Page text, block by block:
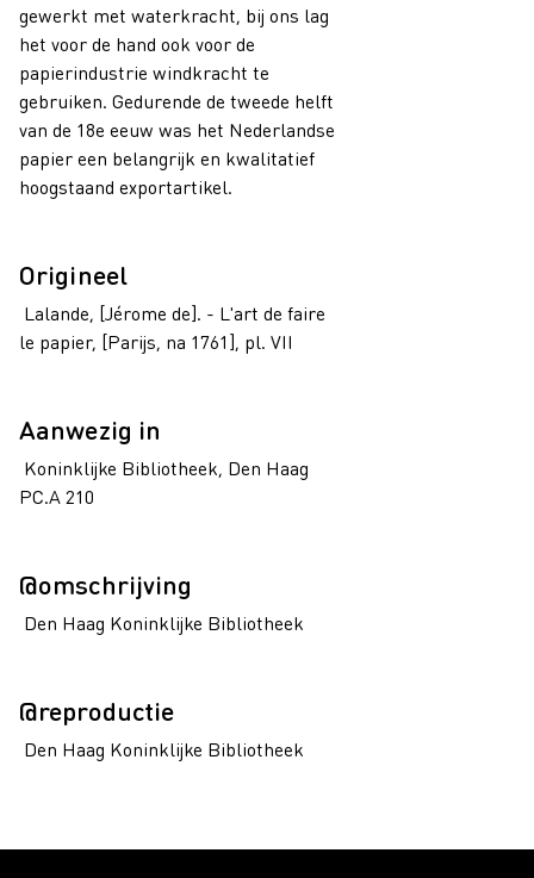
gewerkt met waterkracht, bij ons lag
het voor de hand ook voor de
papierindustrie windkracht te
gebruiken. Gedurende de tweede helft
van de 18e eeuw was het Nederlandse
papier een belangrijk en kwalitatief
hoogstaand exportartikel.
Origineel
Lalande, [Jérome de]. - L'art de faire
le papier, [Parijs, na 1761], pl. VII
Aanwezig in
Koninklijke Bibliotheek, Den Haag
PC.A 210
@omschrijving
Den Haag Koninklijke Bibliotheek
@reproductie
Den Haag Koninklijke Bibliotheek